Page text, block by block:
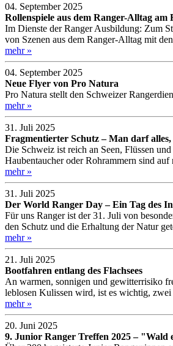
04. September 2025
Rollenspiele aus dem Ranger-Alltag
Im Dienste der Ranger Ausbildung: Zum
von Szenen aus dem Ranger-Alltag mit
mehr »
04. September 2025
Neue Flyer von Pro Natura
Pro Natura stellt den Schweizer
mehr »
31. Juli 2025
Fragmentierter Schutz – Man darf
Die Schweiz ist reich an Seen, Flüssen
Haubentaucher oder Rohrammern sind
mehr »
31. Juli 2025
Der World Ranger Day – Ein Tag des
Für uns Ranger ist der 31. Juli von
den Schutz und die Erhaltung der Natur
mehr »
21. Juli 2025
Bootfahren entlang des Flachsees
An warmen, sonnigen und gewitterrisiko
leblosen Kulissen wird, ist es wichtig, zwei
mehr »
20. Juni 2025
9. Junior Ranger Treffen 2025 –